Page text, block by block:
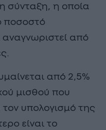
σύνταξη, η οποία
ποσοστό
αναγνωριστεί από
από 2,5%
μισθού που
υπολογισμό της
είναι το